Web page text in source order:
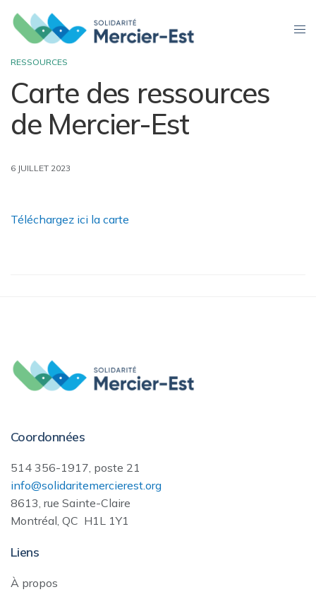
RESSOURCES
Carte des ressources
de Mercier-Est
6 JUILLET 2023
Téléchargez ici la carte
Coordonnées
514 356-1917, poste 21
info@solidaritemercierest.org
8613, rue Sainte-Claire
Montréal, QC H1L 1Y1
Liens
À propos